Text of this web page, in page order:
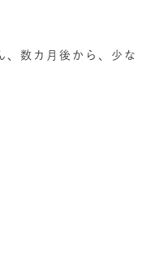
、数カ月後から、少な